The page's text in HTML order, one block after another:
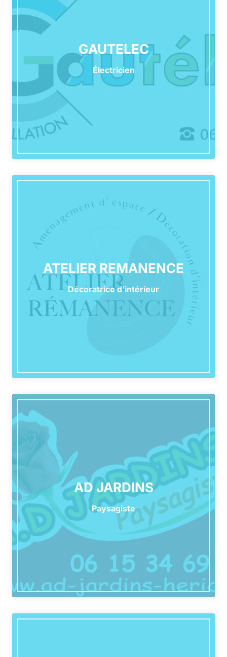
GAUTELEC
Électricien
ATELIER REMANENCE
Décoratrice d’intérieur
AD JARDINS
Paysagiste